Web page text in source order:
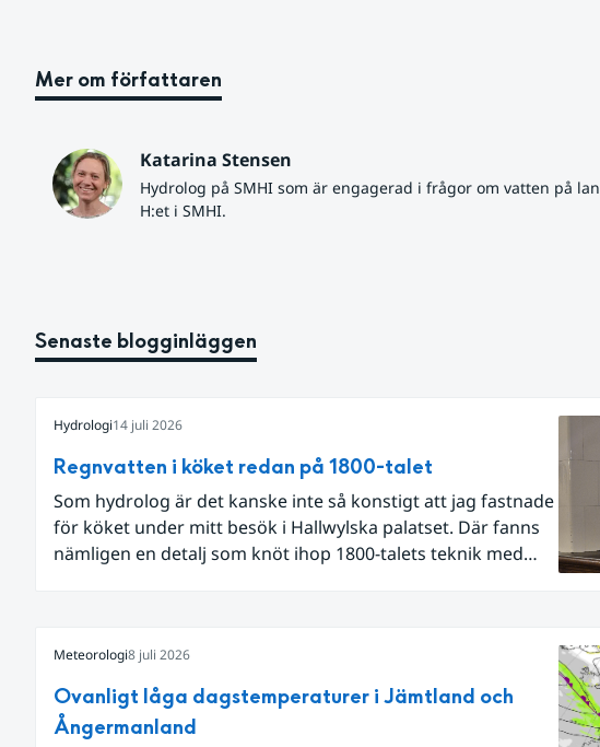
Mer om författaren
Katarina Stensen
Hydrolog på SMHI som är engagerad i frågor om vatten på
H:et i SMHI.
Senaste blogginläggen
Hydrologi14 juli 2026
Regnvatten i köket redan på 1800-talet
Som hydrolog är det kanske inte så konstigt att jag fastnade
för köket under mitt besök i Hallwylska palatset. Där fanns
nämligen en detalj som knöt ihop 1800-talets teknik med
Meteorologi8 juli 2026
Ovanligt låga dagstemperaturer i Jämtland och
Ångermanland